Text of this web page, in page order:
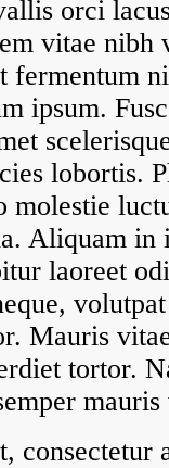
orci
vitae nibh
fermentum
ipsum.
lobortis.
Aliquam in
laoreet
Mauris
tortor.
mauris
consectetur